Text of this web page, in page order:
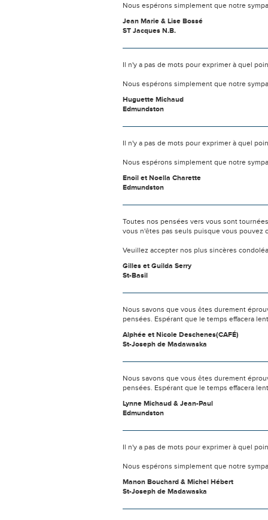
Nous espérons simplement que notre
Jean Marie & Lise Bossé
ST Jacques N.B.
Il n'y a pas de mots pour exprimer à quel
Nous espérons simplement que notre
Huguette Michaud
Edmundston
Il n'y a pas de mots pour exprimer à quel
Nous espérons simplement que notre
Enoil et Noella Charette
Edmundston
Toutes nos pensées vers vous sont
vous n'êtes pas seuls puisque vous pouvez
Veuillez accepter nos plus sincères
Gilles et Guilda Serry
St-Basil
Nous savons que vous êtes durement
pensées. Espérant que le temps effacera
Alphée et Nicole Deschenes(CAFÉ)
St-Joseph de Madawaska
Nous savons que vous êtes durement
pensées. Espérant que le temps effacera
Lynne Michaud & Jean-Paul
Edmundston
Il n'y a pas de mots pour exprimer à quel
Nous espérons simplement que notre
Manon Bouchard & Michel Hébert
St-Joseph de Madawaska